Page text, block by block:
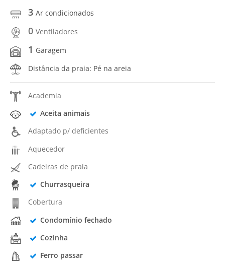
3 Ar condicionados
0 Ventiladores
1 Garagem
Distância da praia: Pé na areia
Academia
Aceita animais
Adaptado p/ deficientes
Aquecedor
Cadeiras de praia
Churrasqueira
Cobertura
Condomínio fechado
Cozinha
Ferro passar